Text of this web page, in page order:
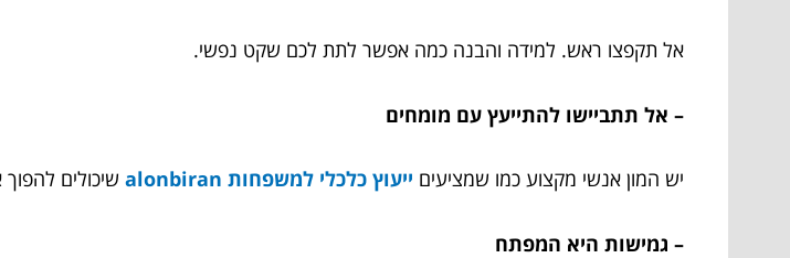
אל תקפצו ראש. למידה והבנה כמה אפשר לתת לכם שקט נפשי.
– אל תתביישו להתייעץ עם מומחים
יש המון אנשי מקצוע כמו שמציעים ייעוץ כלכלי למשפחות alonbiran שיכולים
– גמישות היא המפתח